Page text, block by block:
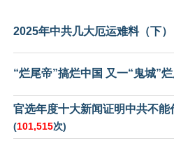
2025年中共几大厄运难料（下）
“烂尾帝”搞烂中国 又一“鬼城”
官选年度十大新闻证明中共不能
(101,515次)